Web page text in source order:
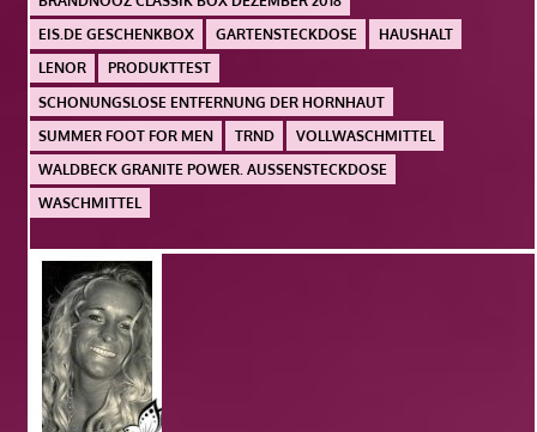
EIS.DE GESCHENKBOX
GARTENSTECKDOSE
HAUSHALT
LENOR
PRODUKTTEST
SCHONUNGSLOSE ENTFERNUNG DER HORNHAUT
SUMMER FOOT FOR MEN
TRND
VOLLWASCHMITTEL
WALDBECK GRANITE POWER. AUSSENSTECKDOSE
WASCHMITTEL